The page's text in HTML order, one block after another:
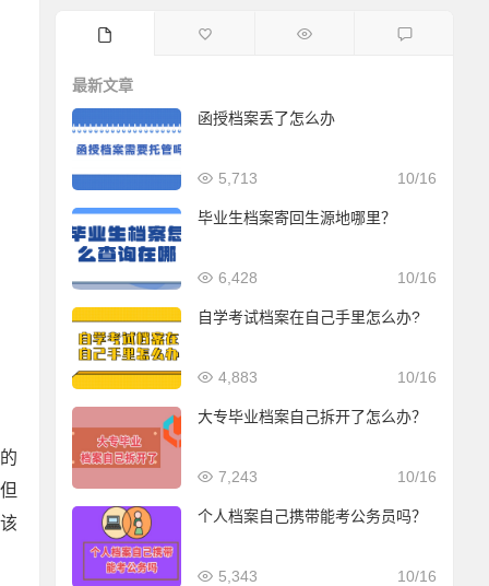
最新文章
函授档案丢了怎么办
10/16
5,713
毕业生档案寄回生源地哪里？
10/16
6,428
自学考试档案在自己手里怎么办?
10/16
4,883
大专毕业档案自己拆开了怎么办？
10/16
7,243
个人档案自己携带能考公务员吗？
10/16
5,343